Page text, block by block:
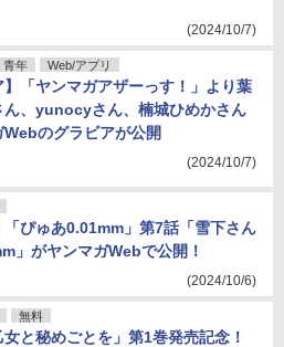
(2024/10/7)
青年 Web/アプリ
】「ヤンマガアザーっす！」より葉
ん、yunocyさん、楠城ひめかさん
のグラビアが公開
(2024/10/7)
「ぴゅあ0.01mm」第7話「雪下さん
」がヤンマガWebで公開！
(2024/10/6)
無料
女と秘めごとを」第1巻発売記念！